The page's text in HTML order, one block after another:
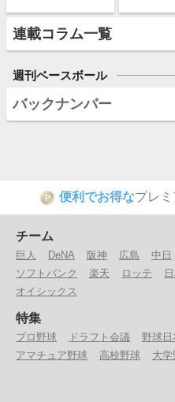
連載コラム一覧
週刊ベースボール
バックナンバー
P 便利でお得なプレ
チーム
巨人 DeNA 阪神 広島 中日
ソフトバンク
楽天 ロッテ
オイシックス
特集
プロ野球 ドラフト会議
野球
アマチュア野球
高校野球 大学